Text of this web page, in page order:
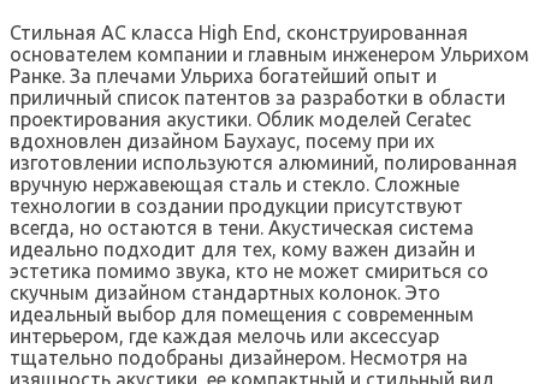
Стильная АС класса High End, сконструированная
основателем компании и главным инженером Ульрихом
Ранке. За плечами Ульриха богатейший опыт и
приличный список патентов за разработки в области
проектирования акустики. Облик моделей Ceratec
вдохновлен дизайном Баухаус, посему при их
изготовлении используются алюминий, полированная
вручную нержавеющая сталь и стекло. Сложные
технологии в создании продукции присутствуют
всегда, но остаются в тени. Акустическая система
идеально подходит для тех, кому важен дизайн и
эстетика помимо звука, кто не может смириться со
скучным дизайном стандартных колонок. Это
идеальный выбор для помещения с современным
интерьером, где каждая мелочь или аксессуар
тщательно подобраны дизайнером. Несмотря на
изящность акустики, ее компактный и стильный вид,